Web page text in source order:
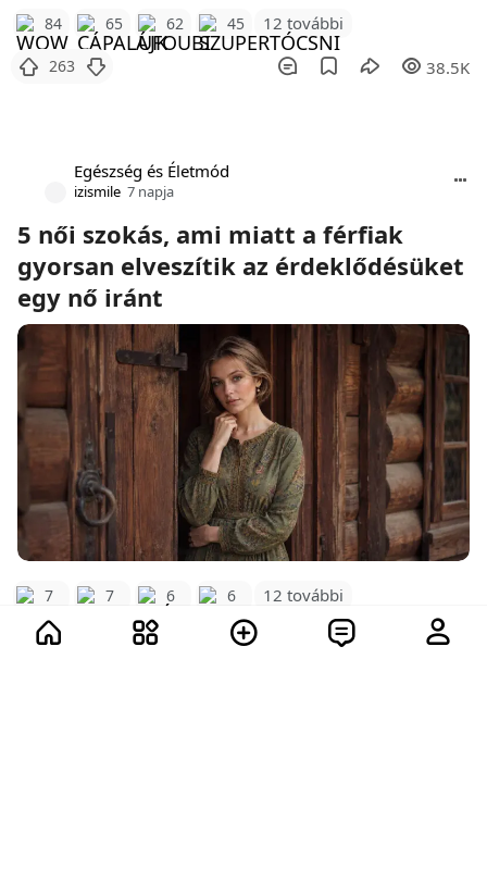
84 65 62 45 12 további
263 38.5K
Egészség és Életmód
izismile 7 napja
5 női szokás, ami miatt a férfiak
gyorsan elveszítik az érdeklődésüket
egy nő iránt
7 7 6 6 12 további
28 4.1K